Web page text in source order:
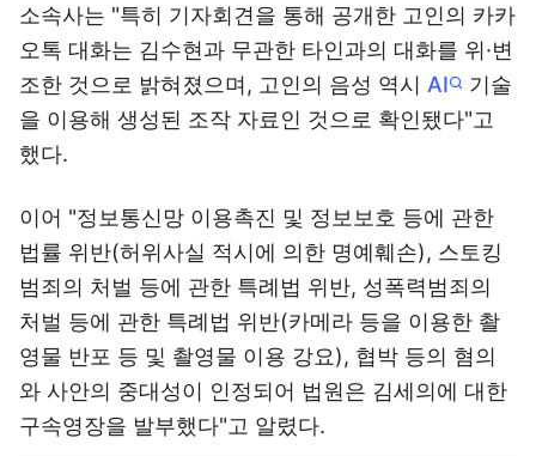
소속사는 "특히 기자회견을 통해 공개한 고인의 카카
오톡 대화는 김수현과 무관한 타인과의 대화를 위·변
조한 것으로 밝혀졌으며, 고인의 음성 역시 AI
기술
을 이용해 생성된 조작 자료인 것으로 확인됐다"고
했다.
이어 "정보통신망 이용촉진 및 정보보호 등에 관한
법률 위반(허위사실 적시에 의한 명예훼손), 스토킹
범죄의 처벌 등에 관한 특례법 위반, 성폭력범죄의
처벌 등에 관한 특례법 위반(카메라 등을 이용한 촬
영물 반포 등 및 촬영물 이용 강요), 협박 등의 혐의
와 사안의 중대성이 인정되어 법원은 김세의에 대한
구속영장을 발부했다"고 알렸다.